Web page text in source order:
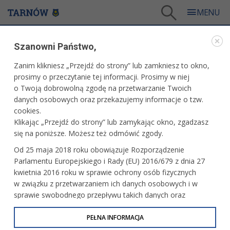
FESTIWAL PASCHALNY W TARNOWIE
11.04.2011, 09:10
W dniach 16 - 19 kwietnia tarnowianie będą mogli
uczestniczyć w niezwykłym wydarzeniu muzycznym.
Czterodniowy festiwal „Musica Poetica” wprowadza
słuchaczy w Wielki Tydzień. W przeddzień Niedzieli
Palmowej wykonana zostanie Bachowska Pasja wg św.
Mateusza, następnie zaś zabrzmi zaskakująca, raz
efektowna, raz medytacyjna muzyka angielska z XVI wieku
na consort viol (popularny w owym czasie na wyspach
Szanowni Państwo,
Zanim klikniesz „Przejdź do strony” lub zamkniesz to okno,
prosimy o przeczytanie tej informacji. Prosimy w niej
o Twoją dobrowolną zgodę na przetwarzanie Twoich
danych osobowych oraz przekazujemy informacje o tzw.
cookies.
Klikając „Przejdź do strony” lub zamykając okno, zgadzasz
się na poniższe. Możesz też odmówić zgody.
Od 25 maja 2018 roku obowiązuje Rozporządzenie
Parlamentu Europejskiego i Rady (EU) 2016/679 z dnia 27
kwietnia 2016 roku w sprawie ochrony osób fizycznych
w związku z przetwarzaniem ich danych osobowych i w
sprawie swobodnego przepływu takich danych oraz
uchylenia dyrektywy 95/46/WE (określane jako RODO, GDPR
lub Ogólne Rozporządzenie o Ochronie Danych
PEŁNA INFORMACJA